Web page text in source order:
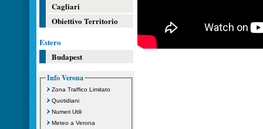
Cagliari
Obiettivo Territorio
Estero
Budapest
Info Verona
Zona Traffico Limitato
Quotidiani
Numeri Utili
Meteo a Verona